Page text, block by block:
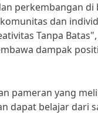
perkembangan di
dan
Tanpa Batas",
dampak
pameran yang
dapat belajar dari